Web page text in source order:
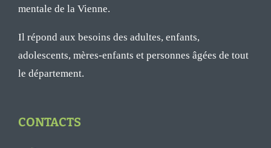
mentale de la Vienne.
Il répond aux besoins des adultes, enfants,
adolescents, mères-enfants et personnes âgées de tout
le département.
CONTACTS